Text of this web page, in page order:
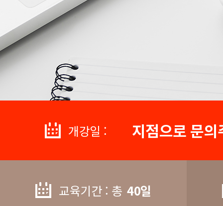
개강일 : 지점으로 문
교육기간 : 총 40일